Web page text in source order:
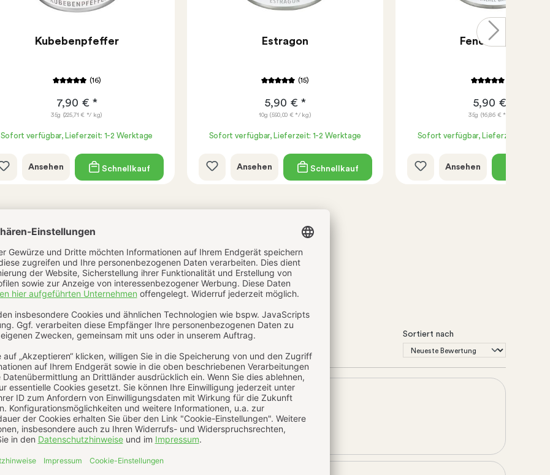
Kubebenpfeffer
(16)
7,90 € *
35g (225,71 € */ kg)
Sofort verfügbar, Lieferzeit: 1-2 Werktage
Ansehen Schnellkauf
Estragon
(15)
5,90 € *
10g (590,00 € */ kg)
Sofort verfügbar, Lieferzeit: 1-2 Werktage
Ansehen Schnellkauf
Fenchel ganz
5,90 € *
35g (16,86 € */ kg)
Sofort verfügbar, Lieferzeit: 1-2
Ansehen
Bewertungen
Echtheit der Bewertungen
Bewertungen nur in der aktuellen Sprache anzeigen.
Sortiert nach
27. April 2026 20:01
-